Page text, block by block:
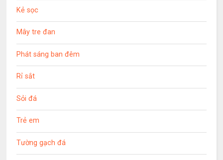
Kẻ sọc
Mây tre đan
Phát sáng ban đêm
Rỉ sắt
Sỏi đá
Trẻ em
Tường gạch đá